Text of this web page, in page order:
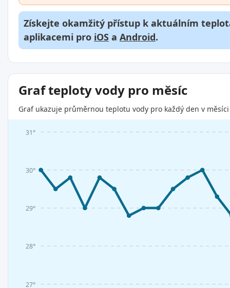
Získejte okamžitý přístup k aktuálním
aplikacemi pro iOS a Android.
Graf teploty vody pro měsíc
Graf ukazuje průměrnou teplotu vody pro každý den v
27°
28°
29°
30°
31°